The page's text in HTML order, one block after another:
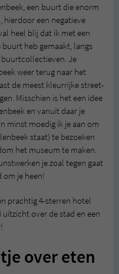
een buurt die enorm
hierdoor een negatieve
heel blij dat ik met een
heb gemaakt, langs
Je
weer terug naar het
de meest kleurrijke street-
Misschien is het een idee
en vanuit daar je
minst moedig ik je aan om
staat) te bezoeken
het museum te maken.
je zoal tegen gaat
om je heen!
prachtig 4-sterren hotel
over de stad en een
over eten